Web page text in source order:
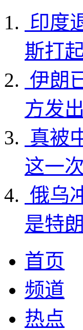
印度
斯打
伊朗
方发
真被
这一
俄乌
是特
首页
频道
热点